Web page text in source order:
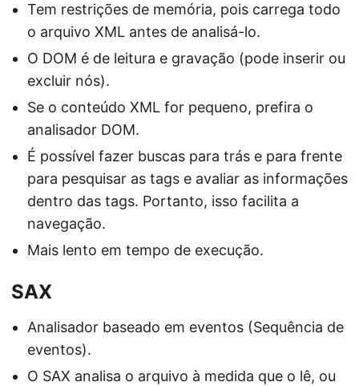
Tem restrições de memória, pois carrega todo
o arquivo XML antes de analisá-lo.
O DOM é de leitura e gravação (pode inserir ou
excluir nós).
Se o conteúdo XML for pequeno, prefira o
analisador DOM.
É possível fazer buscas para trás e para frente
para pesquisar as tags e avaliar as informações
dentro das tags. Portanto, isso facilita a
navegação.
Mais lento em tempo de execução.
SAX
Analisador baseado em eventos (Sequência de
eventos).
O SAX analisa o arquivo à medida que o lê, ou